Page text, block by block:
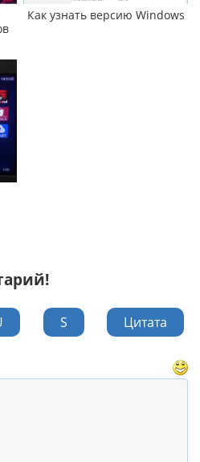
Как узнать версию Windows
S
Цитата